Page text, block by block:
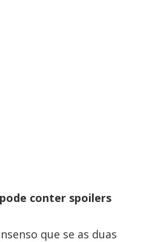
conter spoilers
que se as duas